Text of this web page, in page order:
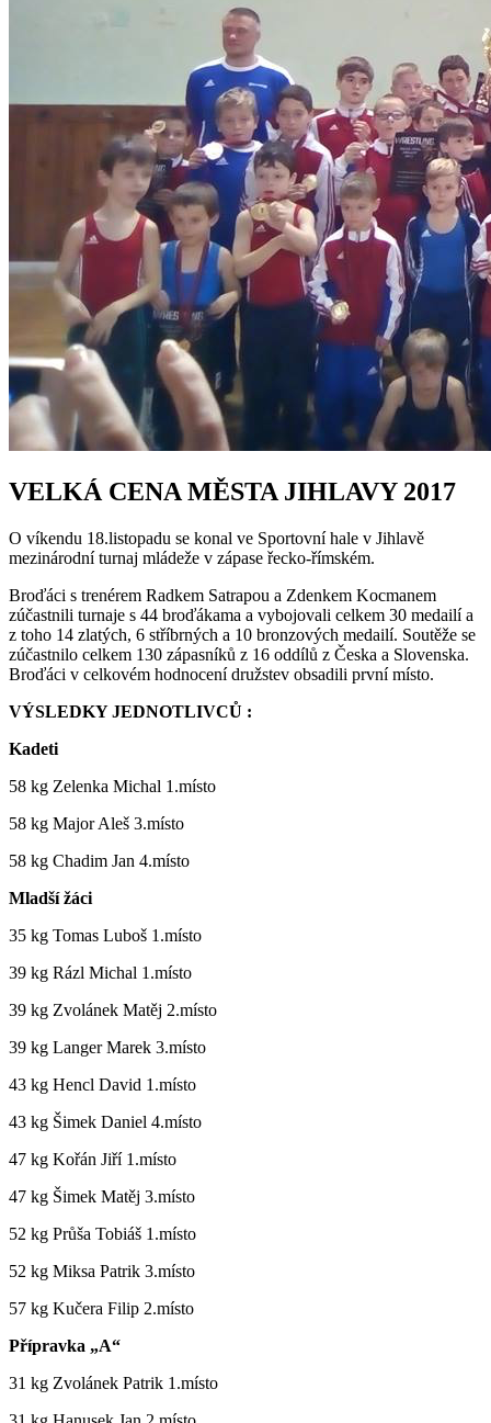
VELKÁ CENA MĚSTA JIHLAVY 2017
O víkendu 18.listopadu se konal ve Sportovní hale v Jihlavě
mezinárodní turnaj mládeže v zápase řecko-římském.
Broďáci s trenérem Radkem Satrapou a Zdenkem Kocmanem
zúčastnili turnaje s 44 broďákama a vybojovali celkem 30 medailí a
z toho 14 zlatých, 6 stříbrných a 10 bronzových medailí. Soutěže se
zúčastnilo celkem 130 zápasníků z 16 oddílů z Česka a Slovenska.
Broďáci v celkovém hodnocení družstev obsadili první místo.
VÝSLEDKY JEDNOTLIVCŮ :
Kadeti
58 kg Zelenka Michal 1.místo
58 kg Major Aleš 3.místo
58 kg Chadim Jan 4.místo
Mladší žáci
35 kg Tomas Luboš 1.místo
39 kg Rázl Michal 1.místo
39 kg Zvolánek Matěj 2.místo
39 kg Langer Marek 3.místo
43 kg Hencl David 1.místo
43 kg Šimek Daniel 4.místo
47 kg Kořán Jiří 1.místo
47 kg Šimek Matěj 3.místo
52 kg Průša Tobiáš 1.místo
52 kg Miksa Patrik 3.místo
57 kg Kučera Filip 2.místo
Přípravka „A“
31 kg Zvolánek Patrik 1.místo